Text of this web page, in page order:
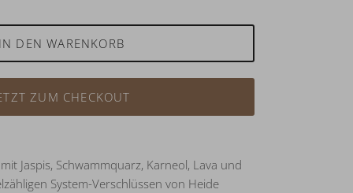
IN DEN WARENKORB
ZUM CHECKOUT
Jaspis, Schwammquarz, Karneol, Lava und
System-Verschlüssen von Heide